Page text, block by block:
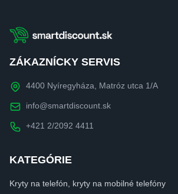
ZÁKAZNÍCKY SERVIS
4400 Nyíregyháza, Matróz utca 1/A
info@smartdiscount.sk
+421 2/2092 4411
KATEGÓRIE
Kryty na telefón, kryty na mobilné telefóny